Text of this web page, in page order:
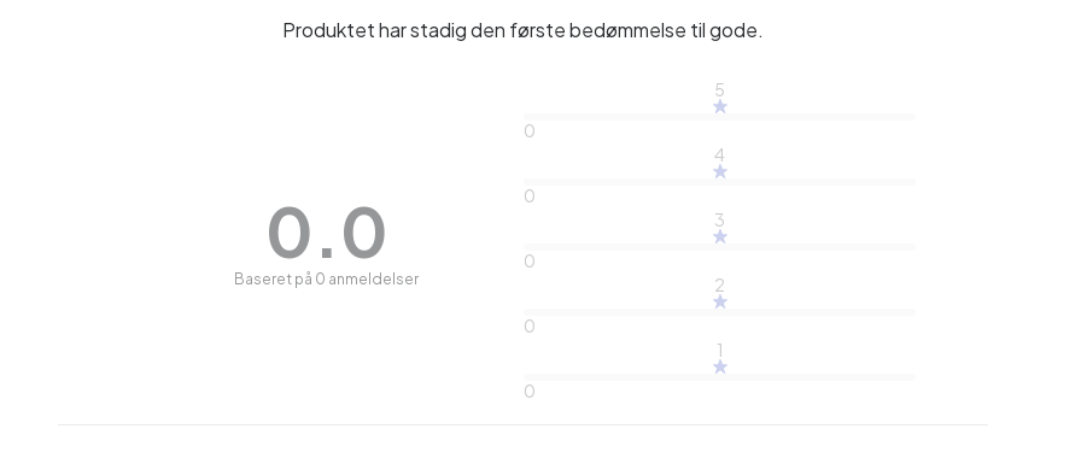
Produktet har stadig den første bedømmelse til gode.
0.0
Baseret på 0 anmeldelser
5
0
4
0
3
0
2
0
1
0